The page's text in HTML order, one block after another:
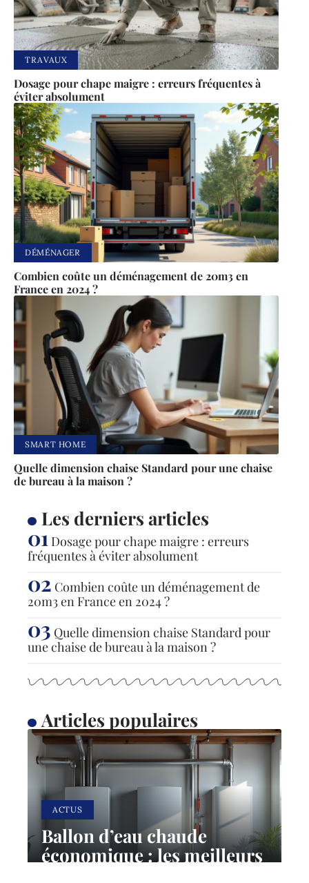
TRAVAUX
Dosage pour chape maigre : erreurs fréquentes à
éviter absolument
DÉMÉNAGER
Combien coûte un déménagement de 20m3 en
France en 2024 ?
SMART HOME
Quelle dimension chaise Standard pour une chaise
de bureau à la maison ?
Les derniers articles
Dosage pour chape maigre : erreurs
fréquentes à éviter absolument
Combien coûte un déménagement de
20m3 en France en 2024 ?
Quelle dimension chaise Standard pour
une chaise de bureau à la maison ?
Articles populaires
ACTUS
Ballon d’eau chaude
économique : les meilleurs